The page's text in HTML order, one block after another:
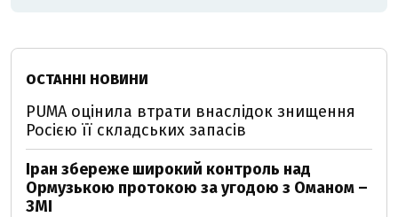
ОСТАННІ НОВИНИ
PUMA оцінила втрати внаслідок знищення
Росією її складських запасів
Іран збереже широкий контроль над
Ормузькою протокою за угодою з Оманом –
ЗМІ